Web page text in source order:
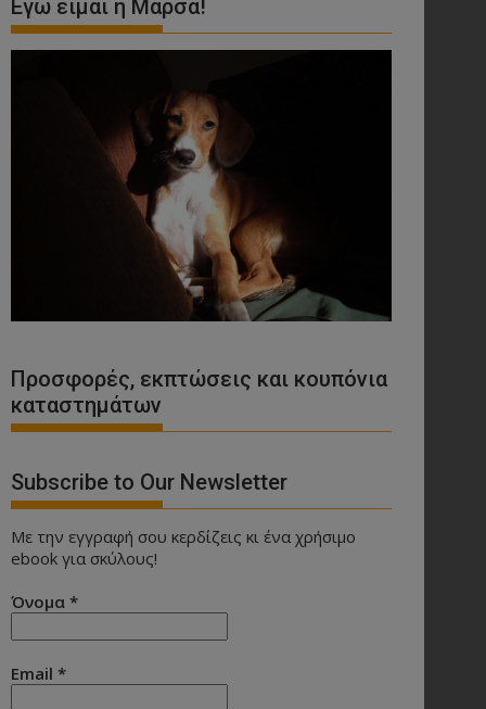
Εγώ είμαι η Μάρσα!
Προσφορές, εκπτώσεις και κουπόνια
καταστημάτων
Subscribe to Our Newsletter
Με την εγγραφή σου κερδίζεις κι ένα χρήσιμο
ebook για σκύλους!
Όνομα *
Email *